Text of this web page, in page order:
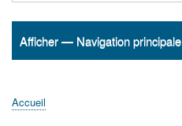
Navigation
Afficher — Navigation principale
Accueil
ActualitésMATh.en.JEANS ?
Régions et Ateliers
Créer, gérer un atelier
Sujets/Publications
Congrès
Accueil